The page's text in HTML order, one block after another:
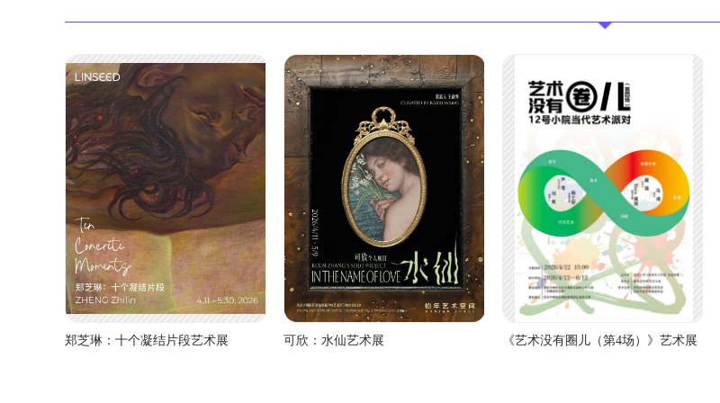
郑芝琳：十个凝结片段艺术展 可欣：水仙艺术展 《艺术没有圈儿（第4场）》艺术展